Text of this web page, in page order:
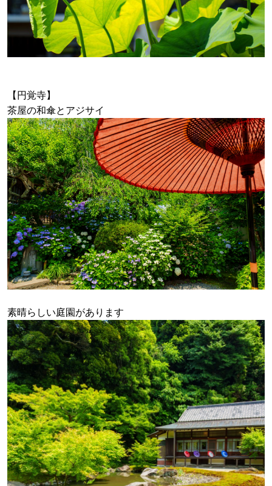
【円覚寺】
茶屋の和傘とアジサイ
素晴らしい庭園があります